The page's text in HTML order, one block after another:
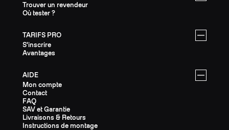
Trouver un revendeur
Où tester ?
TARIFS PRO
S'inscrire
Avantages
AIDE
Mon compte
Contact
FAQ
SAV et Garantie
Livraisons & Retours
Instructions de montage